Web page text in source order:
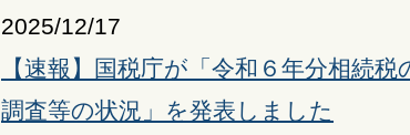
2025/12/17
【速報】国税庁が「令和６年分相続
調査等の状況」を発表しました